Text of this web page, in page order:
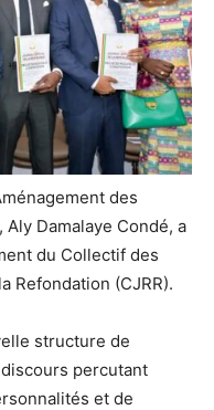
des
Damalaye Condé, a
du Collectif des
Refondation (CJRR).
structure de
percutant
et de